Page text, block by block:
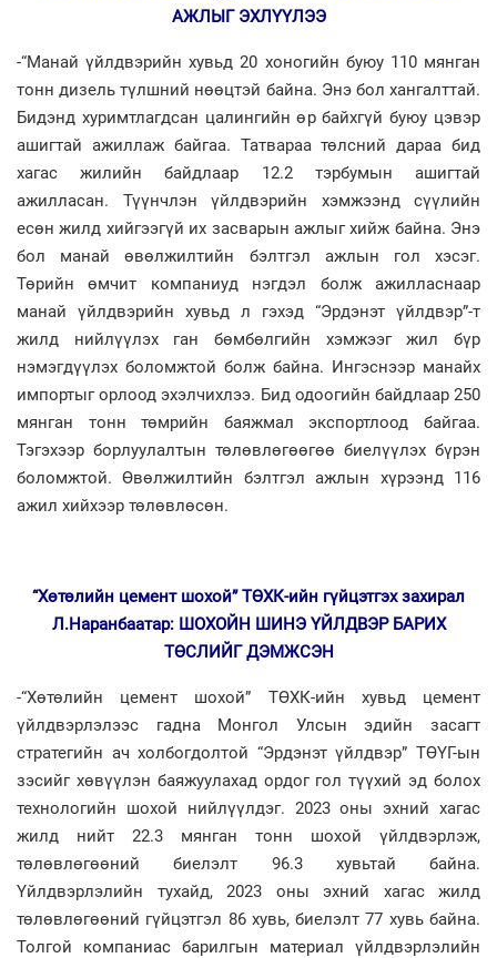
АЖЛЫГ ЭХЛҮҮЛЭЭ
-“Манай үйлдвэрийн хувьд 20 хоногийн буюу 110 мянган
тонн дизель түлшний нөөцтэй байна. Энэ бол хангалттай.
Бидэнд хуримтлагдсан цалингийн өр байхгүй буюу цэвэр
ашигтай ажиллаж байгаа. Татвараа төлсний дараа бид
хагас жилийн байдлаар 12.2 тэрбумын ашигтай
ажилласан. Түүнчлэн үйлдвэрийн хэмжээнд сүүлийн
есөн жилд хийгээгүй их засварын ажлыг хийж байна. Энэ
бол манай өвөлжилтийн бэлтгэл ажлын гол хэсэг.
Төрийн өмчит компаниуд нэгдэл болж ажилласнаар
манай үйлдвэрийн хувьд л гэхэд “Эрдэнэт үйлдвэр”-т
жилд нийлүүлэх ган бөмбөлгийн хэмжээг жил бүр
нэмэгдүүлэх боломжтой болж байна. Ингэснээр манайх
импортыг орлоод эхэлчихлээ. Бид одоогийн байдлаар 250
мянган тонн төмрийн баяжмал экспортлоод байгаа.
Тэгэхээр борлуулалтын төлөвлөгөөгөө биелүүлэх бүрэн
боломжтой. Өвөлжилтийн бэлтгэл ажлын хүрээнд 116
ажил хийхээр төлөвлөсөн.
“Хөтөлийн цемент шохой” ТӨХК-ийн гүйцэтгэх захирал
Л.Наранбаатар: ШОХОЙН ШИНЭ ҮЙЛДВЭР БАРИХ
ТӨСЛИЙГ ДЭМЖСЭН
-“Хөтөлийн цемент шохой” ТӨХК-ийн хувьд цемент
үйлдвэрлэлээс гадна Монгол Улсын эдийн засагт
стратегийн ач холбогдолтой “Эрдэнэт үйлдвэр” ТӨҮГ-ын
зэсийг хөвүүлэн баяжуулахад ордог гол түүхий эд болох
технологийн шохой нийлүүлдэг. 2023 оны эхний хагас
жилд нийт 22.3 мянган тонн шохой үйлдвэрлэж,
төлөвлөгөөний биелэлт 96.3 хувьтай байна.
Үйлдвэрлэлийн тухайд, 2023 оны эхний хагас жилд
төлөвлөгөөний гүйцэтгэл 86 хувь, биелэлт 77 хувь байна.
Толгой компаниас барилгын материал үйлдвэрлэлийн